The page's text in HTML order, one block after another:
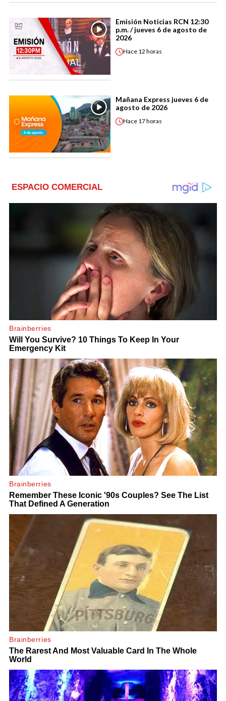
Emisión Noticias RCN 12:30
p.m. / jueves 6 de agosto de
2026
Hace 12 horas
Mañana Express jueves 6 de
agosto de 2026
Hace 17 horas